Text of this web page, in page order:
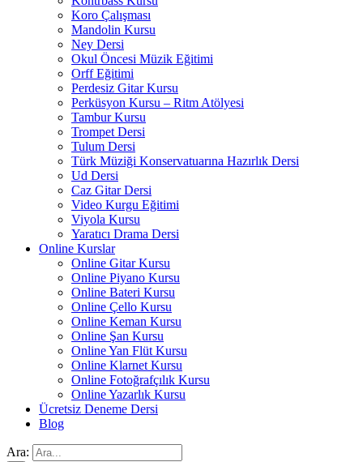
Koro Çalışması
Mandolin Kursu
Ney Dersi
Okul Öncesi Müzik Eğitimi
Orff Eğitimi
Perdesiz Gitar Kursu
Perküsyon Kursu – Ritm Atölyesi
Tambur Kursu
Trompet Dersi
Tulum Dersi
Türk Müziği Konservatuarına Hazırlık Dersi
Ud Dersi
Caz Gitar Dersi
Video Kurgu Eğitimi
Viyola Kursu
Yaratıcı Drama Dersi
Online Kurslar
Online Gitar Kursu
Online Piyano Kursu
Online Bateri Kursu
Online Çello Kursu
Online Keman Kursu
Online Şan Kursu
Online Yan Flüt Kursu
Online Klarnet Kursu
Online Fotoğrafçılık Kursu
Online Yazarlık Kursu
Ücretsiz Deneme Dersi
Blog
Ara: